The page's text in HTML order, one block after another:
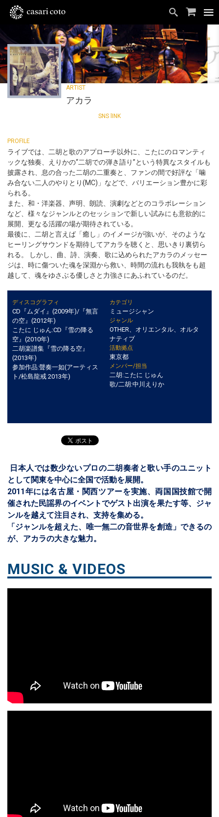
アカラ
ライブでは、二胡と歌のアプローチ以外に、こたにのロマンティ
ックな独奏、えりかの“二胡での弾き語り”という特異なスタイルも
披露され、息の合った二胡の二重奏と、ファンの間で好評な「噛
み合ない二人のやりとり(MC)」などで、バリエーション豊かに彩
られる。
また、和・洋楽器、声明、朗読、演劇などとのコラボレーション
など、様々なジャンルとのセッションで新しい試みにも意欲的に
展開、更なる活躍の場が期待されている。
最後に、二胡と言えば「癒し」のイメージが強いが、そのような
ヒーリングサウンドを期待してアカラを聴くと、思いきり裏切ら
れる。 しかし、曲、詩、演奏、歌に込められたアカラのメッセー
ジは、時に傷ついた魂を深淵から救い、時間の流れも我執をも超
越して、魂をゆさぶる優しさと力強さにあふれているのだ。
ディスコグラフィ
CD『ムダイ』(2009年)/『無言
の空』(2012年)
こたに じゅん:CD『雪の降る
空』(2010年)
二胡楽譜集『雪の降る空』
(2013年)
参加作品:聲奏一如(アーティス
ト/松島龍戒 2013年)
カテゴリ
ミュージシャン
ジャンル
OTHER、オリエンタル、オルタ
ナティブ
活動拠点
東京都
メンバー/担当
二胡:こたに じゅん
歌/二胡:中川えりか
日本人では数少ないプロの二胡奏者と歌い手のユニット
として関東を中心に全国で活動を展開。
2011年には名古屋・関西ツアーを実施、両国国技館で開
催された民謡界のイベントでゲスト出演を果たす等、ジャ
ンルを越えて注目され、支持を集める。
「ジャンルを超えた、唯一無二の音世界を創造」できるの
が、アカラの大きな魅力。
MUSIC & VIDEOS